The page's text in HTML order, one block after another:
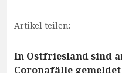
Artikel teilen:
In Ostfriesland sind
Coronafälle